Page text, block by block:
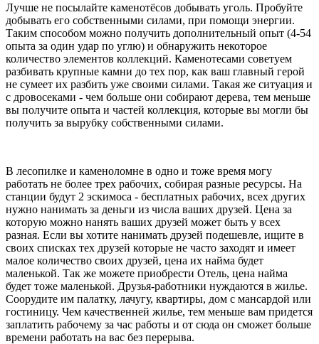
Лучше не посылайте каменотёсов добывать уголь. Пробуйте
добывать его собственными силами, при помощи энергии.
Таким способом можно получить дополнительный опыт (4-54
опыта за один удар по углю) и обнаружить некоторое
количество элементов коллекций. Каменотесами советуем
разбивать крупные камни до тех пор, как ваш главный герой
не сумеет их разбить уже своими силами. Такая же ситуация и
с дровосеками - чем больше они собирают дерева, тем меньше
вы получите опыта и частей коллекция, которые вы могли бы
получить за вырубку собственными силами.
В лесопилке и каменоломне в одно и тоже время могу
работать не более трех рабочих, собирая разные ресурсы. На
станции будут 2 эскимоса - бесплатных рабочих, всех других
нужно нанимать за деньги из числа ваших друзей. Цена за
которую можно нанять ваших друзей может быть у всех
разная. Если вы хотите нанимать друзей подешевле, ищите в
своих списках тех друзей которые не часто заходят и имеет
малое количество своих друзей, цена их найма будет
маленькой. Так же можете приобрести Отель, цена найма
будет тоже маленькой. Друзья-работники нуждаются в жилье.
Соорудите им палатку, лачугу, квартиры, дом с мансардой или
гостиницу. Чем качественней жилье, тем меньше вам придется
заплатить рабочему за час работы и от сюда он сможет больше
времени работать на вас без перерыва.